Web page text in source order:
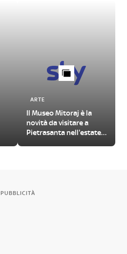
ARTE
Il Museo Mitoraj è la
novità da visitare a
Pietrasanta nell'estate
PUBBLICITÀ